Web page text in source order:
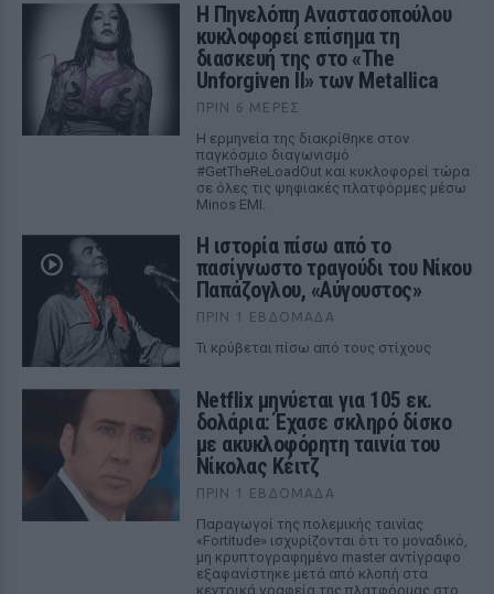
Η Πηνελόπη Αναστασοπούλου
κυκλοφορεί επίσημα τη
διασκευή της στο «The
Unforgiven II» των Metallica
ΠΡΙΝ 6 ΜΈΡΕΣ
Η ερμηνεία της διακρίθηκε στον
παγκόσμιο διαγωνισμό
#GetTheReLoadOut και κυκλοφορεί τώρα
σε όλες τις ψηφιακές πλατφόρμες μέσω
Minos EMI.
Η ιστορία πίσω από το
πασίγνωστο τραγούδι του Νίκου
Παπάζογλου, «Αύγουστος»
ΠΡΙΝ 1 ΕΒΔΟΜΆΔΑ
Τι κρύβεται πίσω από τους στίχους
Netflix μηνύεται για 105 εκ.
δολάρια: Έχασε σκληρό δίσκο
με ακυκλοφόρητη ταινία του
Νίκολας Κέιτζ
ΠΡΙΝ 1 ΕΒΔΟΜΆΔΑ
Παραγωγοί της πολεμικής ταινίας
«Fortitude» ισχυρίζονται ότι το μοναδικό,
μη κρυπτογραφημένο master αντίγραφο
εξαφανίστηκε μετά από κλοπή στα
κεντρικά γραφεία της πλατφόρμας στο